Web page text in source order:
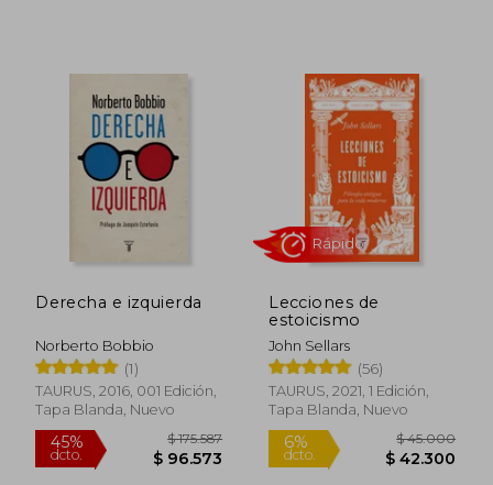
dcto. $ 44.180
6%
dcto.
Derecha e izquierda
Norberto Bobbio
(1)
TAURUS, 2016, 001 Edición,
Tapa Blanda, Nuevo
Lecciones de
estoicismo
John Sellars
(56)
TAURUS, 2021, 1 Edición,
Tapa Blanda, Nuevo
Rápido